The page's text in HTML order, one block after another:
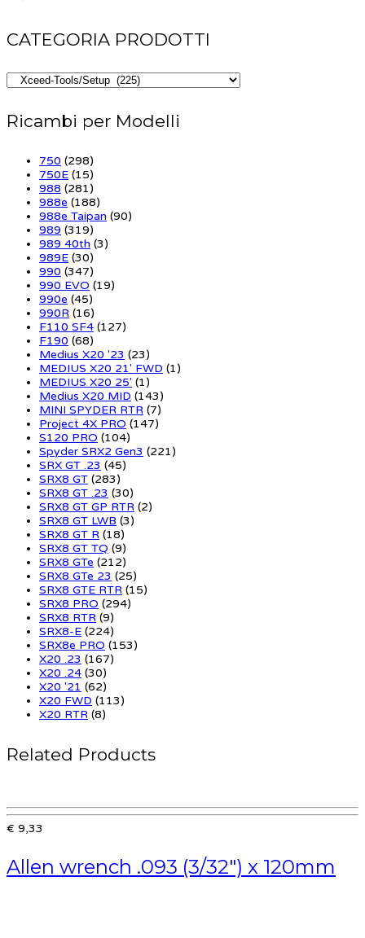
CATEGORIA PRODOTTI
Ricambi per Modelli
750 (298)
750E (15)
988 (281)
988e (188)
988e Taipan (90)
989 (319)
989 40th (3)
989E (30)
990 (347)
990 EVO (19)
990e (45)
990R (16)
F110 SF4 (127)
F190 (68)
Medius X20 '23 (23)
MEDIUS X20 21' FWD (1)
MEDIUS X20 25' (1)
Medius X20 MID (143)
MINI SPYDER RTR (7)
Project 4X PRO (147)
S120 PRO (104)
Spyder SRX2 Gen3 (221)
SRX GT .23 (45)
SRX8 GT (283)
SRX8 GT .23 (30)
SRX8 GT GP RTR (2)
SRX8 GT LWB (3)
SRX8 GT R (18)
SRX8 GT TQ (9)
SRX8 GTe (212)
SRX8 GTe 23 (25)
SRX8 GTE RTR (15)
SRX8 PRO (294)
SRX8 RTR (9)
SRX8-E (224)
SRX8e PRO (153)
X20 .23 (167)
X20 .24 (30)
X20 '21 (62)
X20 FWD (113)
X20 RTR (8)
Related Products
€ 9,33
Allen wrench .093 (3/32″) x 120mm